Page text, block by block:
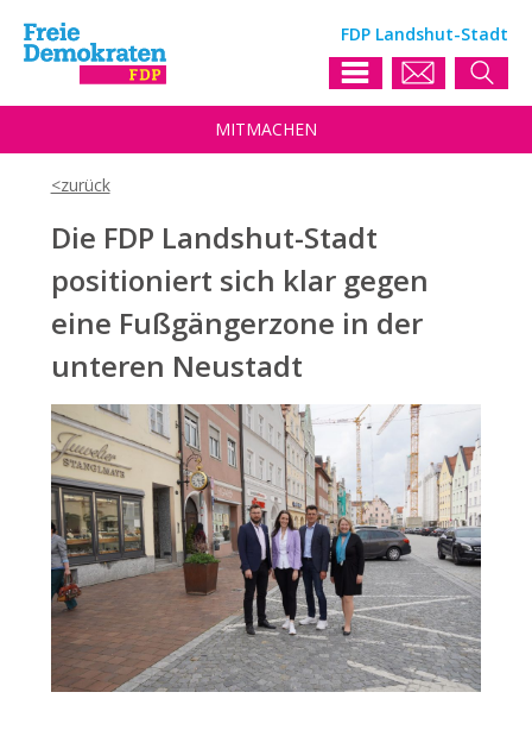
FDP Landshut-Stadt
MITMACHEN
Die FDP Landshut-Stadt
positioniert sich klar gegen
eine Fußgängerzone in der
unteren Neustadt